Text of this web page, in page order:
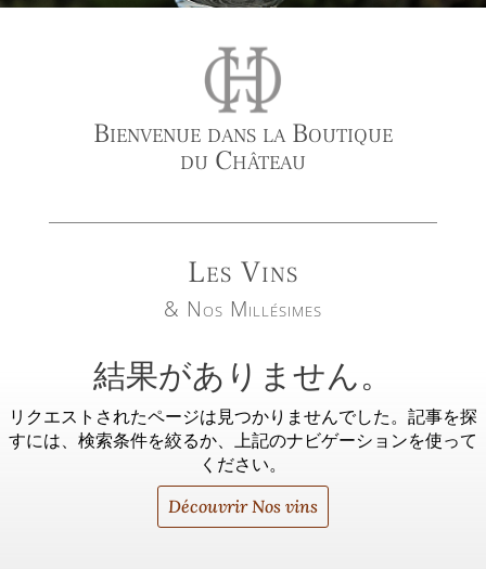
Bienvenue dans la Boutique
du Château
Les Vins
& Nos Millésimes
結果がありません。
リクエストされたページは見つかりませんでした。記事を探
すには、検索条件を絞るか、上記のナビゲーションを使って
ください。
Découvrir Nos vins